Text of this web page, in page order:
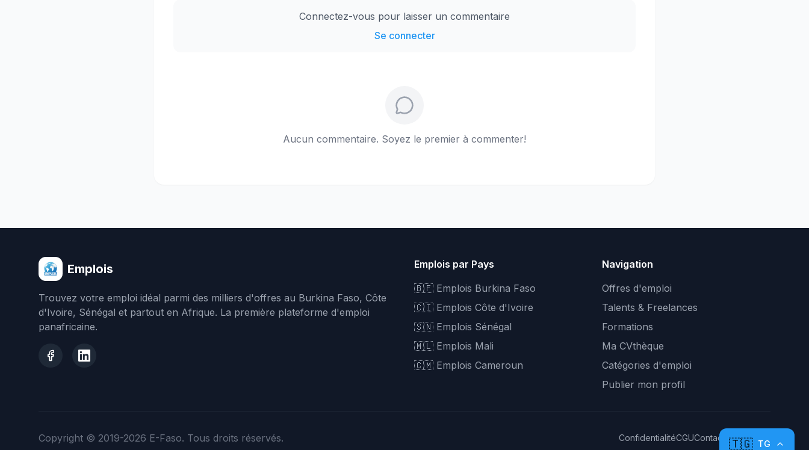
Connectez-vous pour laisser un commentaire
Se connecter
Aucun commentaire. Soyez le premier à commenter!
Emplois
Trouvez votre emploi idéal parmi des milliers d'offres au Burkina Faso, Côte
d'Ivoire, Sénégal et partout en Afrique. La première plateforme d'emploi
panafricaine.
Emplois par Pays
🇧🇫 Emplois Burkina Faso
🇨🇮 Emplois Côte d'Ivoire
🇸🇳 Emplois Sénégal
🇲🇱 Emplois Mali
🇨🇲 Emplois Cameroun
Navigation
Offres d'emploi
Talents & Freelances
Formations
Ma CVthèque
Catégories d'emploi
Publier mon profil
Copyright © 2019-2026 E-Faso. Tous droits réservés. ConfidentialitéCGUContact Plan du site
🇹🇬 TG